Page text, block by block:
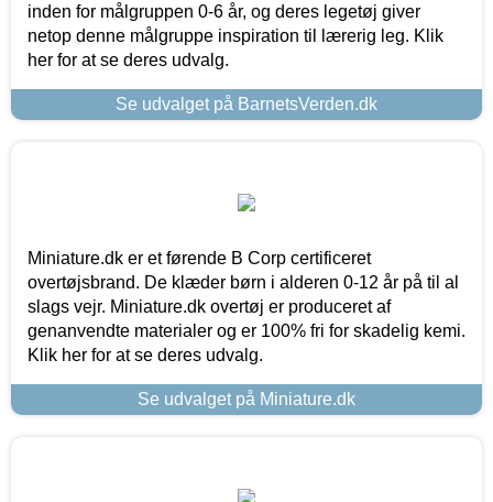
inden for målgruppen 0-6 år, og deres legetøj giver
netop denne målgruppe inspiration til lærerig leg. Klik
her for at se deres udvalg.
Se udvalget på BarnetsVerden.dk
Miniature.dk er et førende B Corp certificeret
overtøjsbrand. De klæder børn i alderen 0-12 år på til al
slags vejr. Miniature.dk overtøj er produceret af
genanvendte materialer og er 100% fri for skadelig kemi.
Klik her for at se deres udvalg.
Se udvalget på Miniature.dk